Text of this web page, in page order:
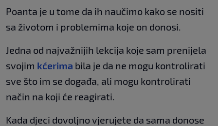
Poanta je u tome da ih naučimo kako se nositi
sa životom i problemima koje on donosi.
Jedna od najvažnijih lekcija koje sam prenijela
svojim kćerima bila je da ne mogu kontrolirati
sve što im se događa, ali mogu kontrolirati
način na koji će reagirati.
Kada djeci dovoljno vjerujete da sama donose